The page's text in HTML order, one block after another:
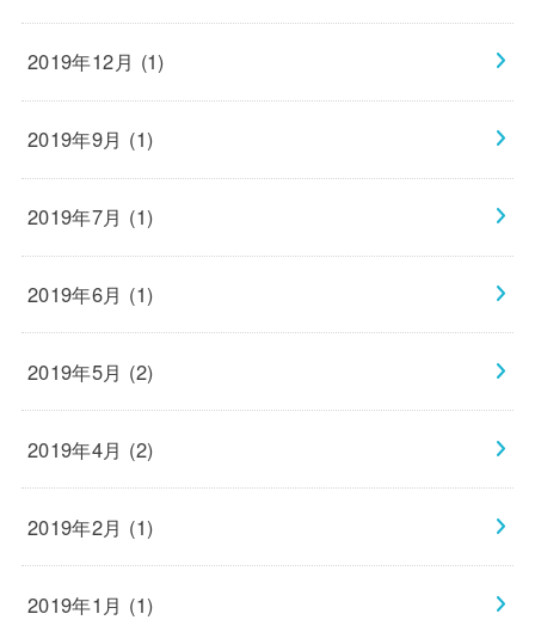
2019年12月 (1)
2019年9月 (1)
2019年7月 (1)
2019年6月 (1)
2019年5月 (2)
2019年4月 (2)
2019年2月 (1)
2019年1月 (1)